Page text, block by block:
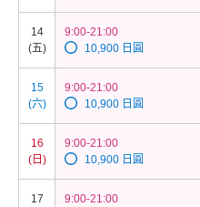
14
(五)
9:00-21:00
10,900 日圓
15
(六)
9:00-21:00
10,900 日圓
16
(日)
9:00-21:00
10,900 日圓
17
9:00-21:00